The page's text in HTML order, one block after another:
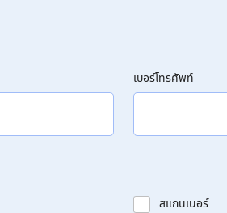
เบอร์โทรศัพท์
สแกนเนอร์